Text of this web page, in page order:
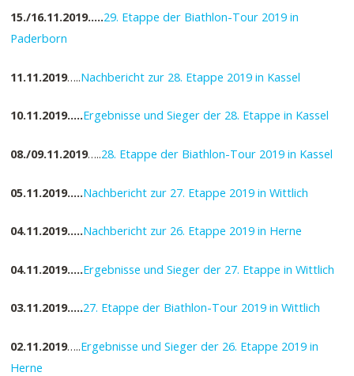
15./16.11.2019…..29. Etappe der Biathlon-Tour 2019 in
Paderborn
11.11.2019…..Nachbericht zur 28. Etappe 2019 in Kassel
10.11.2019…..Ergebnisse und Sieger der 28. Etappe in Kassel
08./09.11.2019…..28. Etappe der Biathlon-Tour 2019 in Kassel
05.11.2019…..Nachbericht zur 27. Etappe 2019 in Wittlich
04.11.2019…..Nachbericht zur 26. Etappe 2019 in Herne
04.11.2019…..Ergebnisse und Sieger der 27. Etappe in Wittlich
03.11.2019…..27. Etappe der Biathlon-Tour 2019 in Wittlich
02.11.2019…..Ergebnisse und Sieger der 26. Etappe 2019 in
Herne